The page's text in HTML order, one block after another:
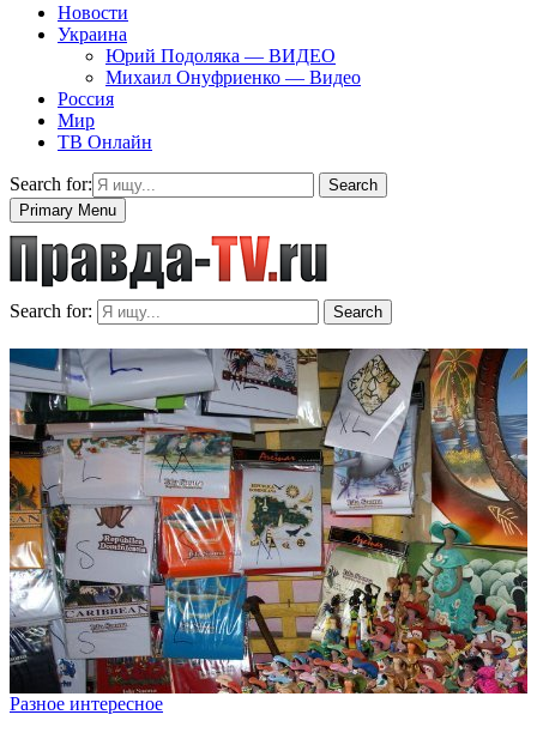
Новости
Украина
Юрий Подоляка — ВИДЕО
Михаил Онуфриенко — Видео
Россия
Мир
ТВ Онлайн
Search for:
Search
Primary Menu
Search for: Search
Разное интересное